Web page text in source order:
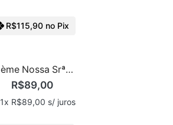
R$115,90 no Pix
Le Poème Nossa Srª Das Graças 103823
R$89,00
1x R$89,00 s/ juros